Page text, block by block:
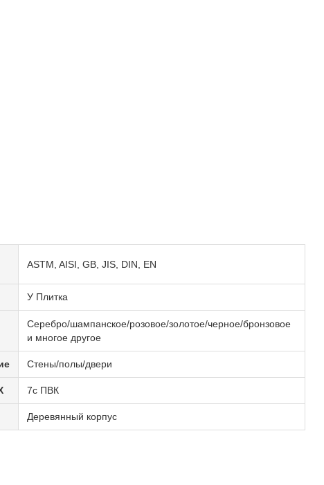
ASTM, AISI, GB, JIS, DIN, EN
У Плитка
Серебро/шампанское/розовое/золотое/черное/бронзовое
и многое другое
Стены/полы/двери
7c ПВК
Деревянный корпус